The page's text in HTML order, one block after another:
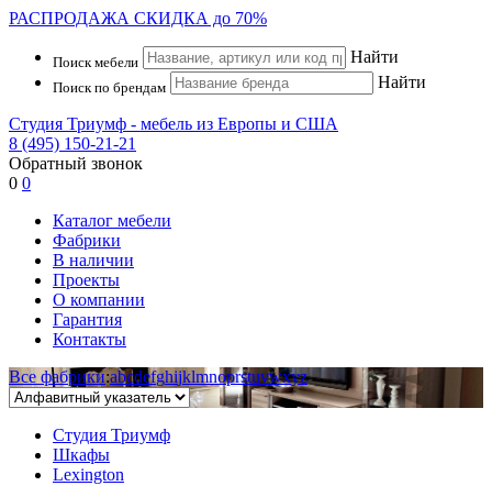
РАСПРОДАЖА СКИДКА до 70%
Поиск мебели Найти
Поиск по брендам Найти
Студия Триумф - мебель из Европы и США
8 (495) 150-21-21
Обратный звонок
0 0
Каталог мебели
Фабрики
В наличии
Проекты
О компании
Гарантия
Контакты
Все фабрики:abcdefghijklmnoprstuvwxyz
Студия Триумф
Шкафы
Lexington